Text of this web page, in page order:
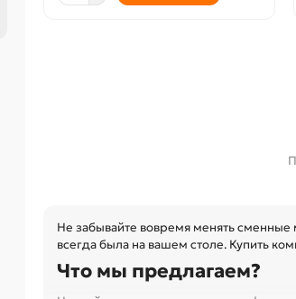
Не забывайте вовремя менять сменные
всегда была на вашем столе. Купить
Что мы предлагаем?